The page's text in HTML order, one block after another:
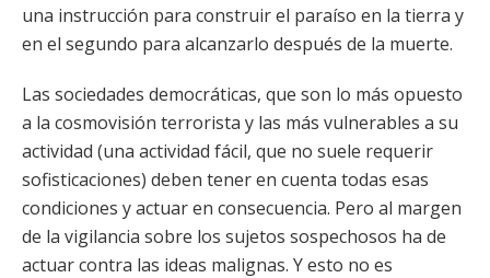
una instrucción para construir el paraíso en la tierra y
en el segundo para alcanzarlo después de la muerte.
Las sociedades democráticas, que son lo más opuesto
a la cosmovisión terrorista y las más vulnerables a su
actividad (una actividad fácil, que no suele requerir
sofisticaciones) deben tener en cuenta todas esas
condiciones y actuar en consecuencia. Pero al margen
de la vigilancia sobre los sujetos sospechosos ha de
actuar contra las ideas malignas. Y esto no es